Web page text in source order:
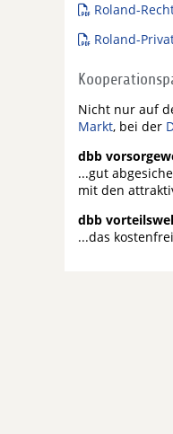
Roland-
Roland-
Nicht nur auf
Markt, bei der
dbb
...gut
mit den
dbb
...das